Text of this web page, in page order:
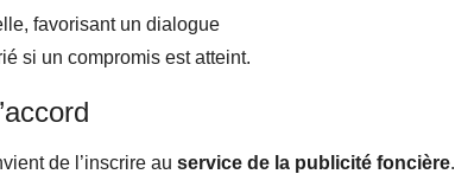
favorisant un dialogue
si un compromis est atteint.
de l’inscrire au service de la publicité foncière